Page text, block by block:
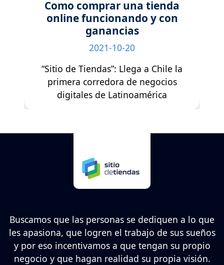
Como comprar una tienda
online funcionando y con
ganancias
2021-10-20
“Sitio de Tiendas”: Llega a Chile la
primera corredora de negocios
digitales de Latinoamérica
Buscamos que las personas se dediquen a lo que
les apasiona, que logren el trabajo de sus sueños
y por eso incentivamos a que tengan su propio
negocio y que hagan realidad su propia visión.